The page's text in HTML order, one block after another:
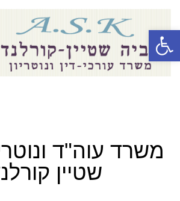
פתח סרגל נגישות
משרד עוה"ד
שטיין